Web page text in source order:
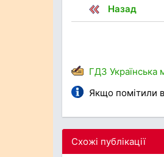
Назад
ГДЗ Українська
Якщо помітили в
Схожі публікації